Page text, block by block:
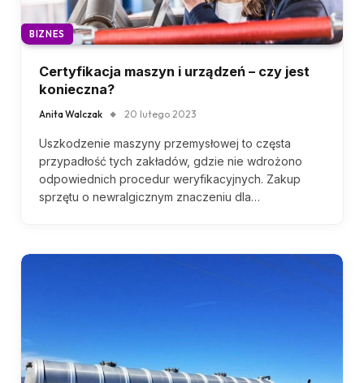
BIZNES
Certyfikacja maszyn i urządzeń – czy jest
konieczna?
Anita Walczak 20 lutego 2023
Uszkodzenie maszyny przemysłowej to częsta
przypadłość tych zakładów, gdzie nie wdrożono
odpowiednich procedur weryfikacyjnych. Zakup
sprzętu o newralgicznym znaczeniu dla…